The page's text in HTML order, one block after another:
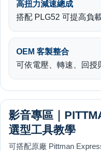
高扭力減速總成
搭配 PLG52 可提高負
OEM 客製整合
可依電壓、轉速、回授
影音專區｜
選型工具教學
可搭配原廠 Pittman